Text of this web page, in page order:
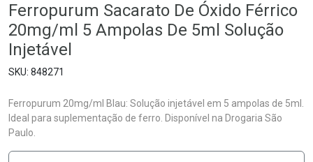
Ferropurum Sacarato De Óxido Férrico
20mg/ml 5 Ampolas De 5ml Solução
Injetável
848271
Ferropurum 20mg/ml Blau: Solução injetável em 5 ampolas de 5ml.
Ideal para suplementação de ferro. Disponível na Drogaria São
Paulo.